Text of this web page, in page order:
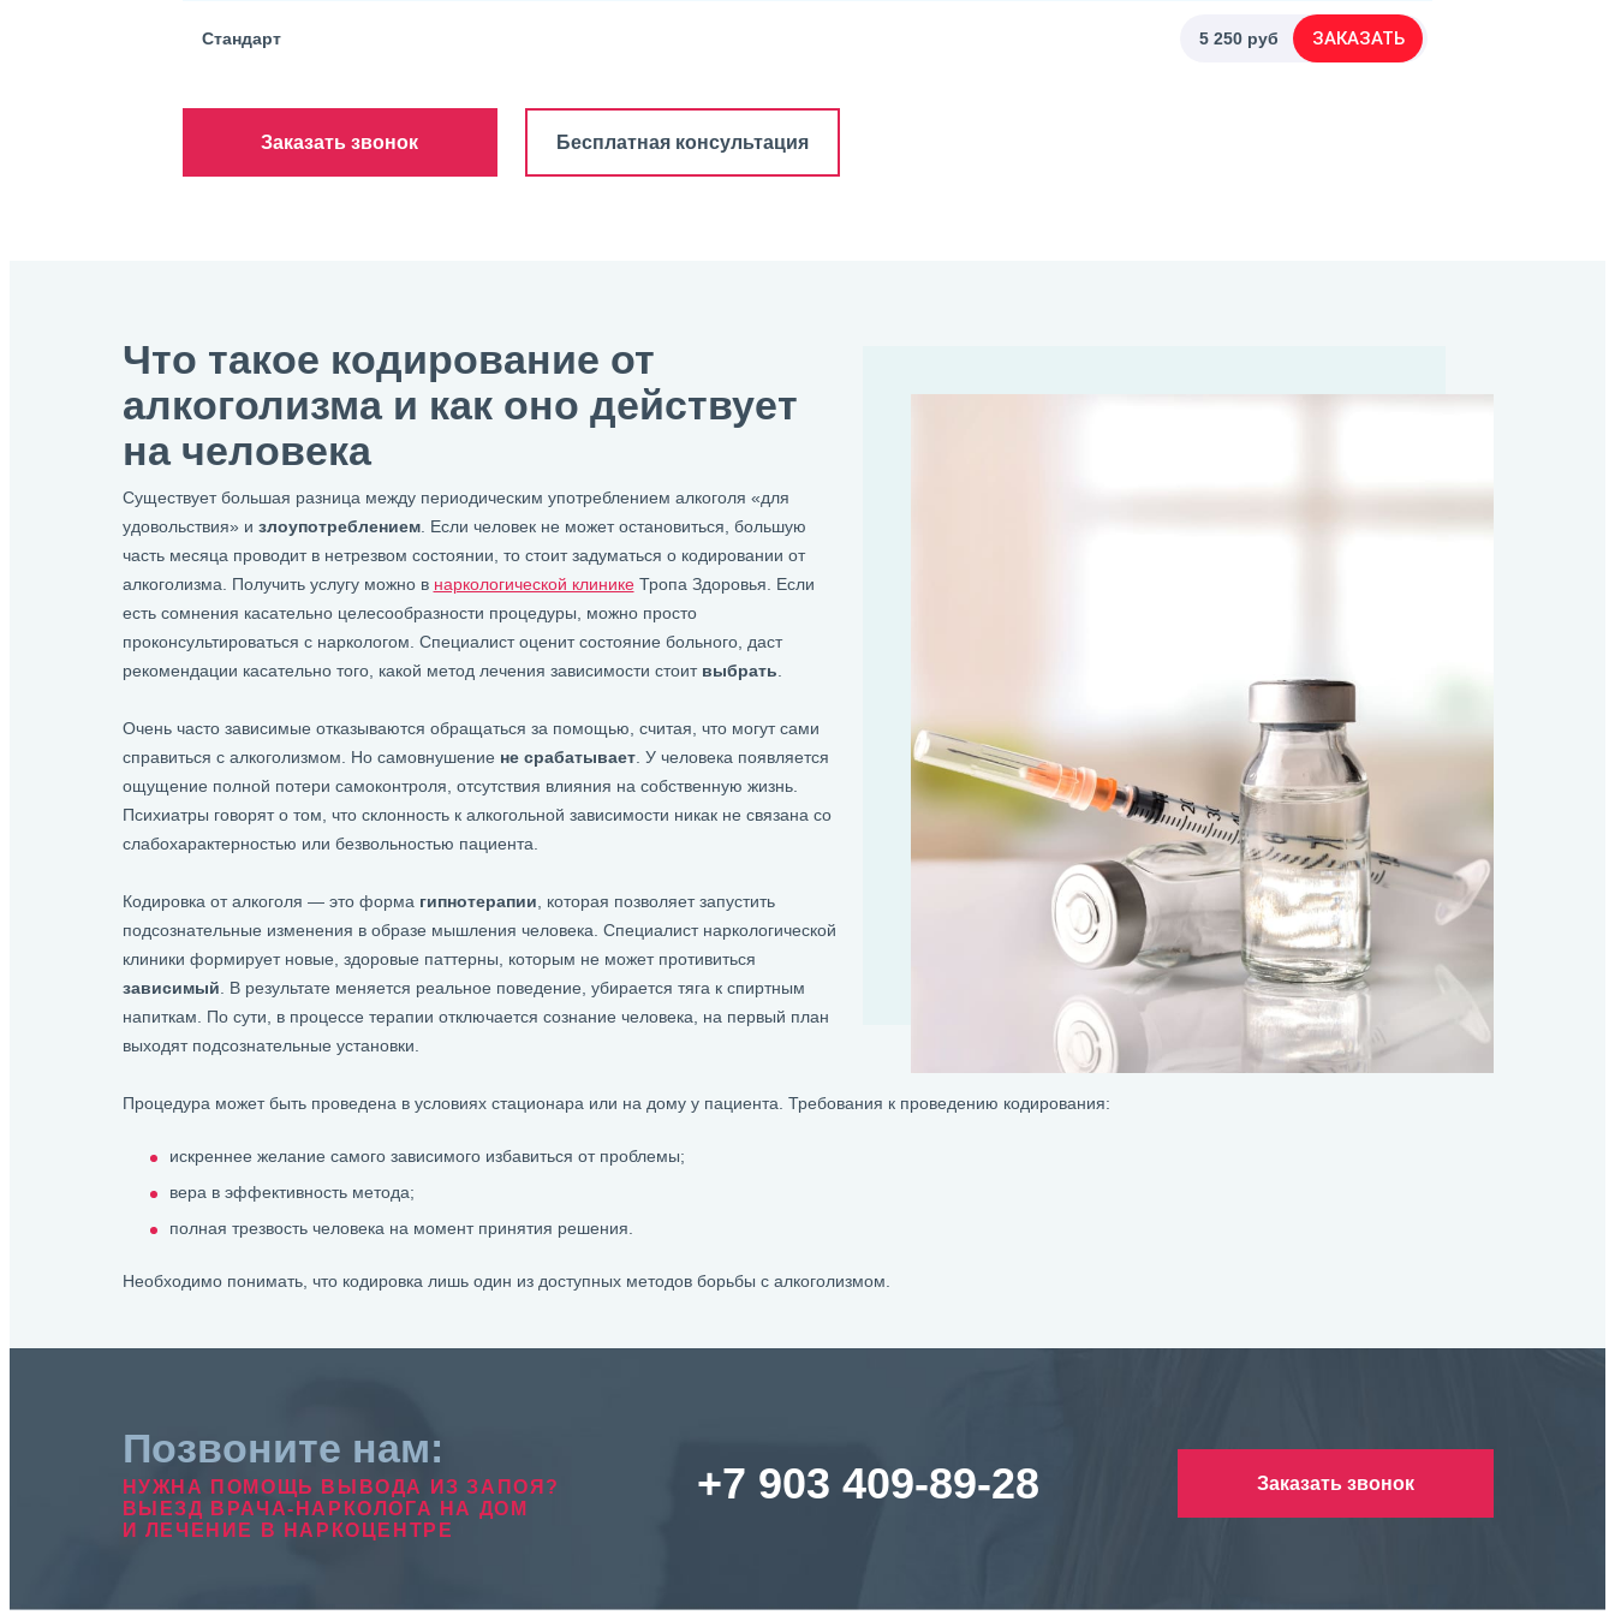
Стандарт 5 250 руб ЗАКАЗАТЬ
Заказать звонок Бесплатная консультация
Что такое кодирование от
алкоголизма и как оно действует
на человека
Существует большая разница между периодическим употреблением алкоголя «для
удовольствия» и злоупотреблением. Если человек не может остановиться, большую
часть месяца проводит в нетрезвом состоянии, то стоит задуматься о кодировании от
алкоголизма. Получить услугу можно в наркологической клиникеТропа Здоровья. Если
есть сомнения касательно целесообразности процедуры, можно просто
проконсультироваться с наркологом. Специалист оценит состояние больного, даст
рекомендации касательно того, какой метод лечения зависимости стоит выбрать
Очень часто зависимые отказываются обращаться за помощью, считая, что могут сами
справиться с алкоголизмом. Но самовнушение не срабатывает. У человека появляется
ощущение полной потери самоконтроля, отсутствия влияния на собственную жизнь.
Психиатры говорят о том, что склонность к алкогольной зависимости никак не связана со
слабохарактерностью или безвольностью пациента.
Кодировка от алкоголя — это форма гипнотерапии , которая позволяет запустить
подсознательные изменения в образе мышления человека. Специалист наркологической
клиники формирует новые, здоровые паттерны, которым не может противиться
зависимый . В результате меняется реальное поведение, убирается тяга к спиртным
напиткам. По сути, в процессе терапии отключается сознание человека, на первый план
выходят подсознательные установки.
Процедура может быть проведена в условиях стационара или на дому у пациента. Требования к проведению кодирования:
искреннее желание самого зависимого избавиться от проблемы;
вера в эффективность метода;
полная трезвость человека на момент принятия решения.
Необходимо понимать, что кодировка лишь один из доступных методов борьбы с алкоголизмом.
Позвоните нам:
НУЖНА ПОМОЩЬ ВЫВОДА ИЗ ЗАПОЯ?
ВЫЕЗД ВРАЧА-НАРКОЛОГА НА ДОМ
И ЛЕЧЕНИЕ В НАРКОЦЕНТРЕ
+7 903 409-89-28 Заказать звонок